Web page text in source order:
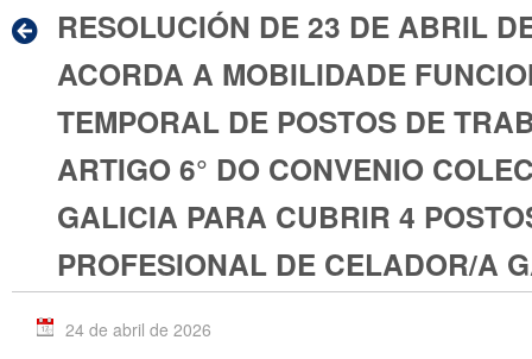
RESOLUCIÓN DE 23 DE ABRIL
ACORDA A MOBILIDADE
TEMPORAL DE POSTOS DE
ARTIGO 6° DO CONVENIO
GALICIA PARA CUBRIR 4
PROFESIONAL DE CELADOR/A
24 de abril de 2026